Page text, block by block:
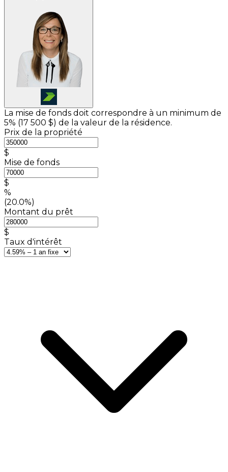
La mise de fonds doit correspondre à un minimum de
5% (17 500 $) de la valeur de la résidence.
Prix de la propriété
$
Mise de fonds
$
%
(20.0%)
Montant du prêt
$
Taux d'intérêt